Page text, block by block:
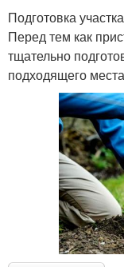
Подготовка участка
Перед тем как
тщательно
подходящего